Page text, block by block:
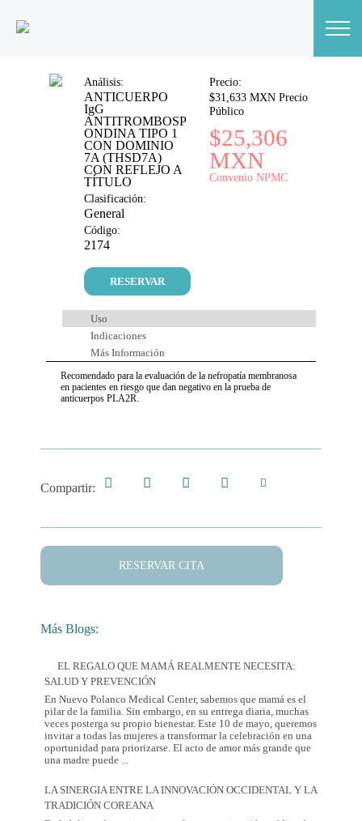
Análisis:
ANTICUERPO
IgG
ANTITROMBOSP
ONDINA TIPO 1
CON DOMINIO
7A (THSD7A)
CON REFLEJO A
TÍTULO
Clasificación:
General
Código:
2174
RESERVAR
Precio:
$31,633 MXN Precio
Público
$25,306
MXN
Convenio NPMC
Uso
Indicaciones
Más Información
Recomendado para la evaluación de la nefropatía membranosa
en pacientes en riesgo que dan negativo en la prueba de
anticuerpos PLA2R.
Compartir:
RESERVAR CITA
Más Blogs:
EL REGALO QUE MAMÁ REALMENTE NECESITA:
SALUD Y PREVENCIÓN
En Nuevo Polanco Medical Center, sabemos que mamá es el
pilar de la familia. Sin embargo, en su entrega diaria, muchas
veces posterga su propio bienestar. Este 10 de mayo, queremos
invitar a todas las mujeres a transformar la celebración en una
oportunidad para priorizarse. El acto de amor más grande que
una madre puede ...
que
Mamá
Realmente
LA SINERGIA ENTRE LA INNOVACIÓN OCCIDENTAL Y LA
TRADICIÓN COREANA